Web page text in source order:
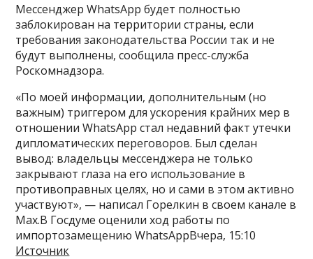
Мессенджер WhatsApp будет полностью
заблокирован на территории страны, если
требования законодательства России так и не
будут выполнены, сообщила пресс-служба
Роскомнадзора.
«По моей информации, дополнительным (но
важным) триггером для ускорения крайних мер в
отношении WhatsApp стал недавний факт утечки
дипломатических переговоров. Был сделан
вывод: владельцы мессенджера не только
закрывают глаза на его использование в
противоправных целях, но и сами в этом активно
участвуют», — написал Горелкин в своем канале в
Max.В Госдуме оценили ход работы по
импортозамещению WhatsAppВчера, 15:10
Источник